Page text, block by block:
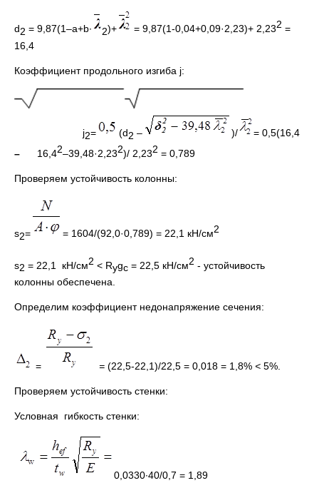
d2 = 9,87(1–a+b∙ 2)+ = 9,87(1-0,04+0,09·2,23)+ 2,232 =
16,4
Коэффициент продольного изгиба j:
j2= (d2 – )/
= 0,5(16,4
– 16,42–39,48·2,232)/ 2,232 = 0,789
Проверяем устойчивость колонны:
s2= = 1604/(92,0·0,789) = 22,1 кН/см2
s2 = 22,1 кН/см2 < Rygc = 22,5 кН/см2 - устойчивость
колонны обеспечена.
Определим коэффициент недонапряжение сечения:
= = (22,5-22,1)/22,5 = 0,018 = 1,8% < 5%.
Проверяем устойчивость стенки:
Условная гибкость стенки:
0,0330∙40/0,7 = 1,89